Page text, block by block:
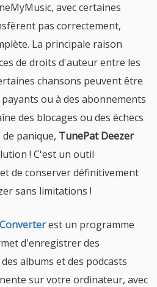
avec certaines
pas correctement,
La principale raison
de droits d'auteur entre les
chansons peuvent être
ou à des abonnements
des blocages ou des échecs
panique, TunePat Deezer
! C'est un outil
de conserver définitivement
sans limitations !
est un programme
d'enregistrer des
albums et des podcasts
sur votre ordinateur, avec